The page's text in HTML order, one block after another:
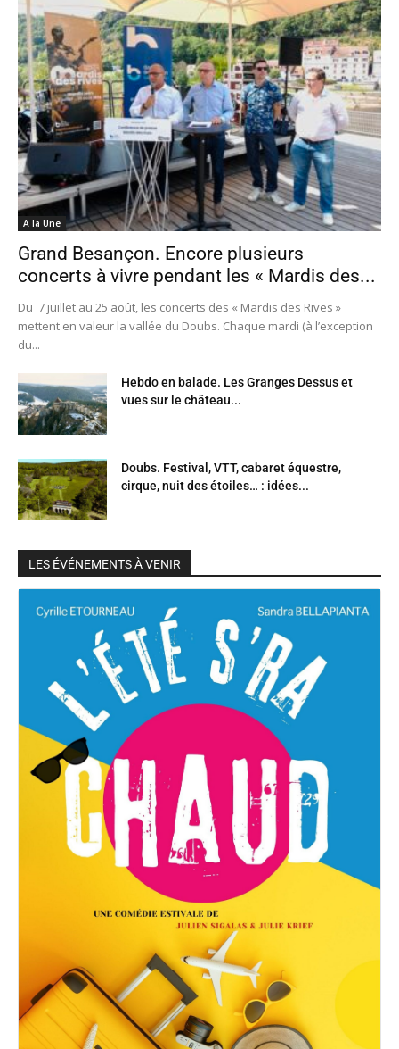
A la Une
Grand Besançon. Encore plusieurs
concerts à vivre pendant les « Mardis des...
Du 7 juillet au 25 août, les concerts des « Mardis des Rives »
mettent en valeur la vallée du Doubs. Chaque mardi (à l’exception
du...
Hebdo en balade. Les Granges Dessus et
vues sur le château...
Doubs. Festival, VTT, cabaret équestre,
cirque, nuit des étoiles… : idées...
LES ÉVÉNEMENTS À VENIR